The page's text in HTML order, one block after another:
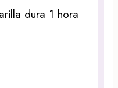
dura 1 hora